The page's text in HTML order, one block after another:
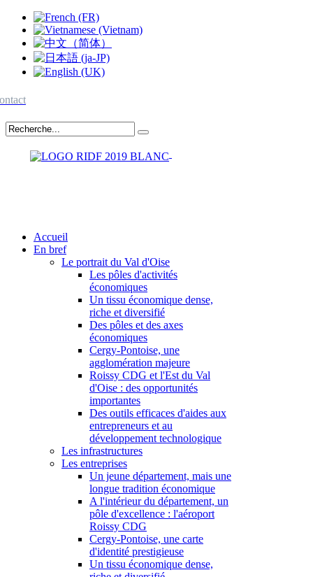
Accueil
En bref
Le portrait du Val d'Oise
Les pôles d'activités
économiques
Un tissu économique dense,
riche et diversifié
Des pôles et des axes
économiques
Cergy-Pontoise, une
agglomération majeure
Roissy CDG et l'Est du Val
d'Oise : des opportunités
importantes
Des outils efficaces d'aides aux
entrepreneurs et au
développement technologique
Les infrastructures
Les entreprises
Un jeune département, mais une
longue tradition économique
A l'intérieur du département, un
pôle d'excellence : l'aéroport
Roissy CDG
Cergy-Pontoise, une carte
d'identité prestigieuse
Un tissu économique dense,